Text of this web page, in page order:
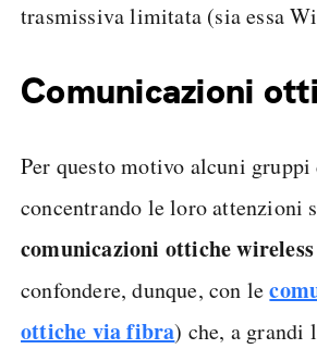
trasmissiva limitata (sia essa
Comunicazioni
Per questo motivo alcuni
concentrando le loro attenzioni
comunicazioni ottiche wireless
confondere, dunque, con le
ottiche via fibra) che, a grandi